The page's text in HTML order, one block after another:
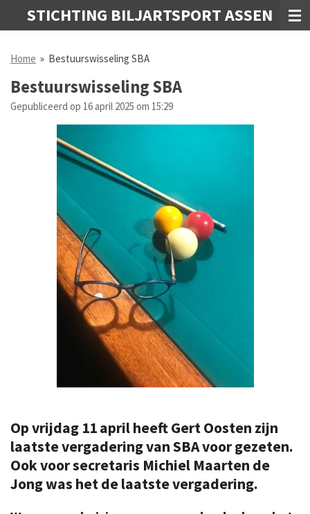
direct
de
STICHTING BILJARTSPORT ASSEN
Home » Bestuurswisseling SBA
Bestuurswisseling SBA
Gepubliceerd op 16 april 2025 om 15:29
Op vrijdag 11 april heeft Gert Oosten zijn
laatste vergadering van SBA voor gezeten.
Ook voor secretaris Michiel Maarten de
Jong was het de laatste vergadering.